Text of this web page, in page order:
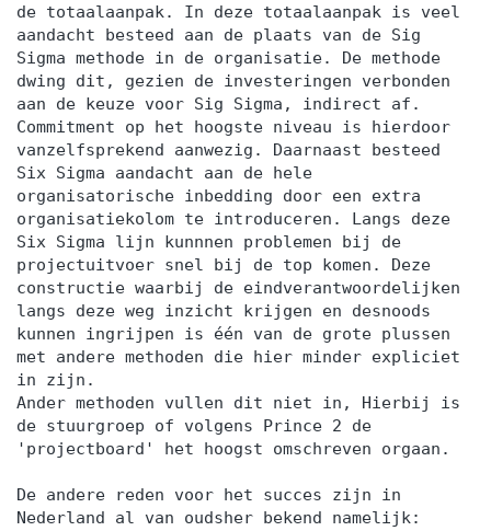
de totaalaanpak. In deze totaalaanpak is veel
aandacht besteed aan de plaats van de Sig
Sigma methode in de organisatie. De methode
dwing dit, gezien de investeringen verbonden
aan de keuze voor Sig Sigma, indirect af.
Commitment op het hoogste niveau is hierdoor
vanzelfsprekend aanwezig. Daarnaast besteed
Six Sigma aandacht aan de hele
organisatorische inbedding door een extra
organisatiekolom te introduceren. Langs deze
Six Sigma lijn kunnnen problemen bij de
projectuitvoer snel bij de top komen. Deze
constructie waarbij de eindverantwoordelijken
langs deze weg inzicht krijgen en desnoods
kunnen ingrijpen is één van de grote plussen
met andere methoden die hier minder expliciet
in zijn.
Ander methoden vullen dit niet in, Hierbij is
de stuurgroep of volgens Prince 2 de
'projectboard' het hoogst omschreven orgaan.
De andere reden voor het succes zijn in
Nederland al van oudsher bekend namelijk: